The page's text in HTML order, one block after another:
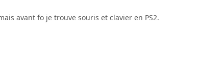
avant fo je trouve souris et clavier en PS2.